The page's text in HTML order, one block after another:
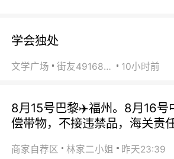
学会独处
文学广场 街友49168527 10小时前
8月15号巴黎✈️福州。8月16号
偿带物，不接违禁品，海关责
商家自荐区 林家二小姐 昨天23:39